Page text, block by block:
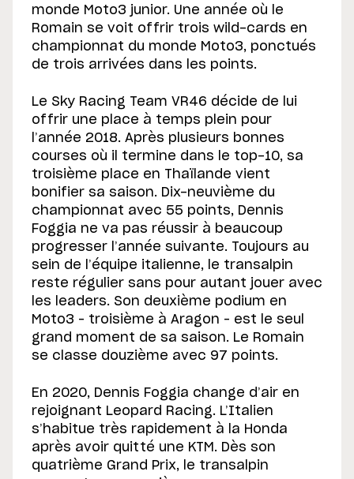
monde Moto3 junior. Une année où le
Romain se voit offrir trois wild-cards en
championnat du monde Moto3, ponctués
de trois arrivées dans les points.
Le Sky Racing Team VR46 décide de lui
offrir une place à temps plein pour
l’année 2018. Après plusieurs bonnes
courses où il termine dans le top-10, sa
troisième place en Thaïlande vient
bonifier sa saison. Dix-neuvième du
championnat avec 55 points, Dennis
Foggia ne va pas réussir à beaucoup
progresser l’année suivante. Toujours au
sein de l’équipe italienne, le transalpin
reste régulier sans pour autant jouer avec
les leaders. Son deuxième podium en
Moto3 – troisième à Aragon – est le seul
grand moment de sa saison. Le Romain
se classe douzième avec 97 points.
En 2020, Dennis Foggia change d’air en
rejoignant Leopard Racing. L’Italien
s’habitue très rapidement à la Honda
après avoir quitté une KTM. Dès son
quatrième Grand Prix, le transalpin